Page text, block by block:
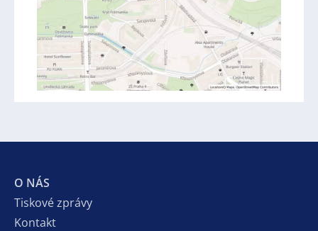
O NÁS
Tiskové zprávy
Kontakt